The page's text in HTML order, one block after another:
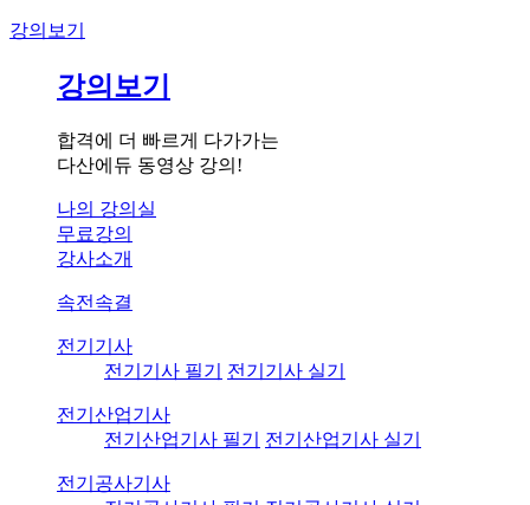
강의보기
강의보기
합격에 더 빠르게 다가가는
다산에듀 동영상 강의!
나의 강의실
무료강의
강사소개
속전속결
전기기사
전기기사 필기
전기기사 실기
전기산업기사
전기산업기사 필기
전기산업기사 실기
전기공사기사